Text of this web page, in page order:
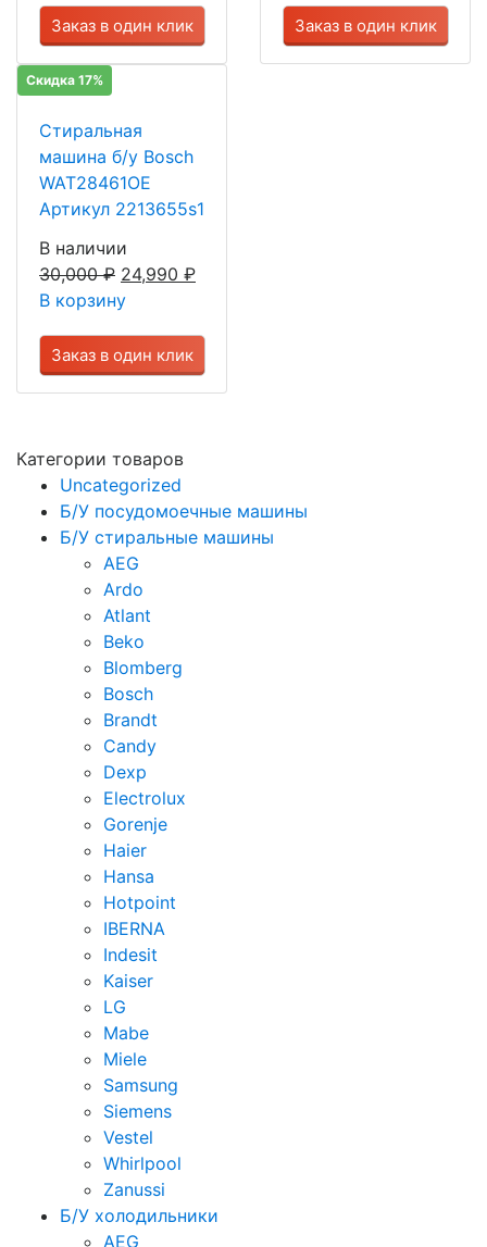
Заказ в один клик Заказ в один клик
Скидка 17%
Стиральная
машина б/у Bosch
WAT28461OE
Артикул 2213655s1
В наличии
30,000₽ 24,990 ₽
В корзину
Заказ в один клик
Категории товаров
Uncategorized
Б/У посудомоечные машины
Б/У стиральные машины
AEG
Ardo
Atlant
Beko
Blomberg
Bosch
Brandt
Candy
Dexp
Electrolux
Gorenje
Haier
Hansa
Hotpoint
IBERNA
Indesit
Kaiser
LG
Mabe
Miele
Samsung
Siemens
Vestel
Whirlpool
Zanussi
Б/У холодильники
AEG